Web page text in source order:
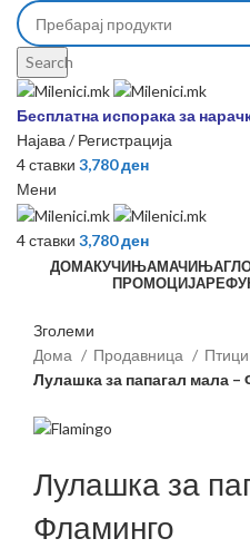
Search
Бесплатна испорака за
Најава / Регистрација
4ставки 3,780ден
Мени
4ставки 3,780ден
ДОМАКУЧИЊАМАЧИЊА
ПРОМОЦИЈА
Зголеми
Дома
Продавница Птици
Лулашка за папагал мала –
Лулашка за
Фламинго